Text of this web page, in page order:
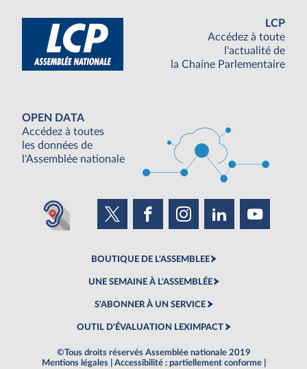
LCP
Accédez à toute
l'actualité de
la Chaine Parlementaire
OPEN DATA
Accédez à toutes
les données de
l'Assemblée nationale
BOUTIQUE DE L'ASSEMBLEE
UNE SEMAINE À L'ASSEMBLÉE
S'ABONNER À UN SERVICE
OUTIL D'ÉVALUATION LEXIMPACT
©Tous droits réservés Assemblée nationale 2019
Mentions légales
Accessibilité : partiellement conforme